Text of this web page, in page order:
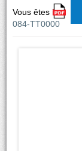
Vous êtes ici :
084-TT0000